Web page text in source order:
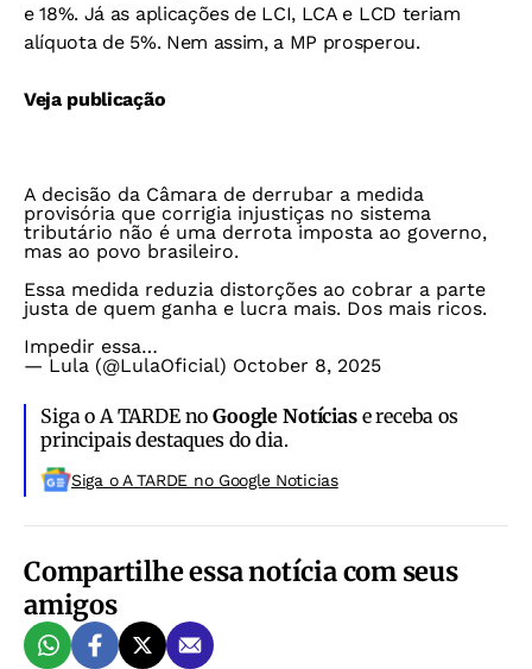
e 18%. Já as aplicações de LCI, LCA e LCD teriam
alíquota de 5%. Nem assim, a MP prosperou.
Veja publicação
A decisão da Câmara de derrubar a medida
provisória que corrigia injustiças no sistema
tributário não é uma derrota imposta ao governo,
mas ao povo brasileiro.
Essa medida reduzia distorções ao cobrar a parte
justa de quem ganha e lucra mais. Dos mais ricos.
Impedir essa…
— Lula (@LulaOficial) October 8, 2025
Siga o A TARDE noGoogle Notíciase receba os
principais destaques do dia.
Siga o A TARDE no Google Noticias
Compartilhe essa notícia com seus
amigos